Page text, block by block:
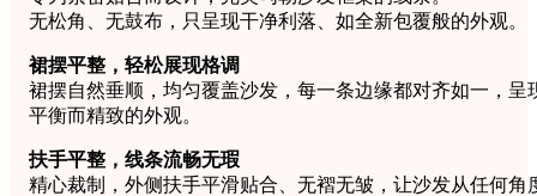
无松角、无鼓布，只呈现干净利落、如全新包覆般的外观。
裙摆平整，轻松展现格调
裙摆自然垂顺，均匀覆盖沙发，每一条边缘都对齐如一，呈
平衡而精致的外观。
扶手平整，线条流畅无瑕
精心裁制，外侧扶手平滑贴合、无褶无皱，让沙发从任何角